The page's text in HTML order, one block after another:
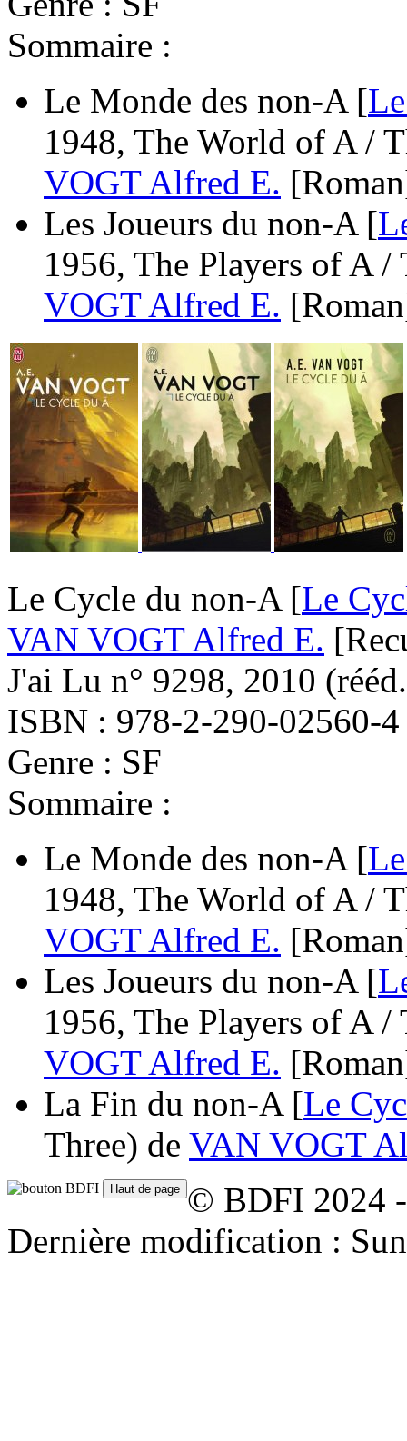
Sommaire :
Le Monde des non-A [
1948, The World of A /
VOGT Alfred E.
Les Joueurs du non-A [
1956, The Players of A
VOGT Alfred E.
Le Cycle du non-A [Le
VAN VOGT Alfred E.
J'ai Lu n° 9298, 2010 (rééd.
ISBN : 978-2-290-02560-4
Genre : SF
Sommaire :
Le Monde des non-A [
1948, The World of A /
VOGT Alfred E.
Les Joueurs du non-A [
1956, The Players of A
VOGT Alfred E.
La Fin du non-A [Le
Three) de VAN VOGT
© BDFI 2024
Dernière modification :